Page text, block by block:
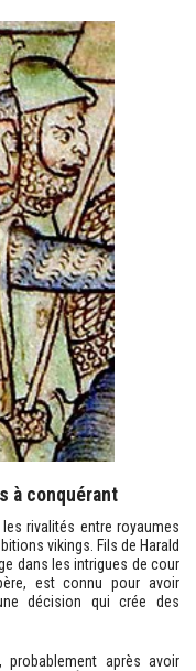
à conquérant
rivalités entre royaumes
vikings. Fils de Harald
dans les intrigues de cour
est connu pour avoir
décision qui crée des
après avoir